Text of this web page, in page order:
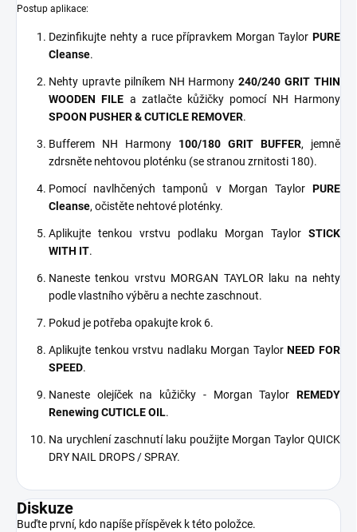
Postup aplikace:
Dezinfikujte nehty a ruce přípravkem Morgan Taylor PURE
Cleanse.
Nehty upravte pilníkem NH Harmony240/240 GRIT THIN
WOODEN FILE a zatlačte kůžičky pomocí NH Harmony
SPOON PUSHER & CUTICLE REMOVER.
Bufferem NH Harmony 100/180 GRIT BUFFER, jemně
zdrsněte nehtovou ploténku (se stranou zrnitosti 180).
Pomocí navlhčených tamponů v Morgan Taylor PURE
Cleanse, očistěte nehtové ploténky.
Aplikujte tenkou vrstvu podlaku Morgan Taylor STICK
WITH IT.
Naneste tenkou vrstvu MORGAN TAYLOR laku na nehty
podle vlastního výběru a nechte zaschnout.
Pokud je potřeba opakujte krok 6.
Aplikujte tenkou vrstvu nadlaku Morgan TaylorNEED FOR
SPEED.
Naneste olejíček na kůžičky - Morgan Taylor REMEDY
Renewing CUTICLE OIL.
Na urychlení zaschnutí laku použijte Morgan Taylor QUICK
DRY NAIL DROPS / SPRAY.
Diskuze
Buďte první, kdo napíše příspěvek k této položce.